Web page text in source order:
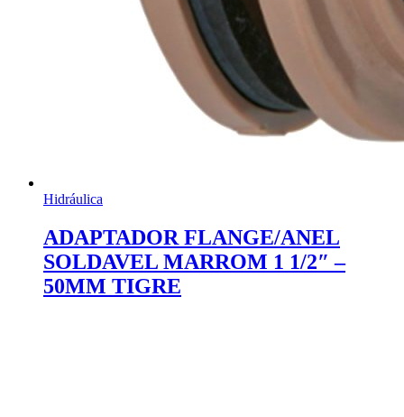
Hidráulica
ADAPTADOR FLANGE/ANEL
SOLDAVEL MARROM 1 1/2″ –
50MM TIGRE